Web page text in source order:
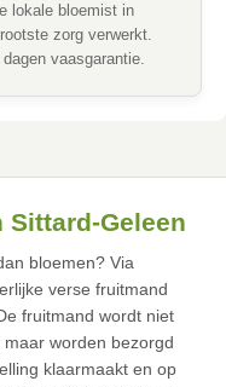
lokale bloemist in
zorg verwerkt.
vaasgarantie.
Geleen
bloemen? Via
verse fruitmand
fruitmand wordt niet
worden bezorgd
klaarmaakt en op